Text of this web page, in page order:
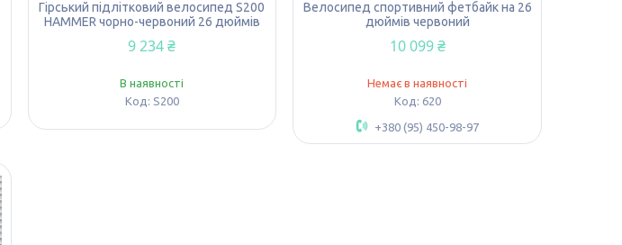
Гірський підлітковий велосипед S200
HAMMER чорно-червоний 26 дюймів
9 234 ₴
В наявності
S200
Велосипед спортивний фетбайк на 26
дюймів червоний
10 099 ₴
Немає в наявності
620
+380 (95) 450-98-97